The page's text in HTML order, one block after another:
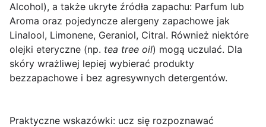
Alcohol), a także ukryte źródła zapachu: Parfum lub
Aroma oraz pojedyncze alergeny zapachowe jak
Linalool, Limonene, Geraniol, Citral. Również niektóre
olejki eteryczne (np. tea tree oil) mogą uczulać. Dla
skóry wrażliwej lepiej wybierać produkty
bezzapachowe i bez agresywnych detergentów.
Praktyczne wskazówki: ucz się rozpoznawać